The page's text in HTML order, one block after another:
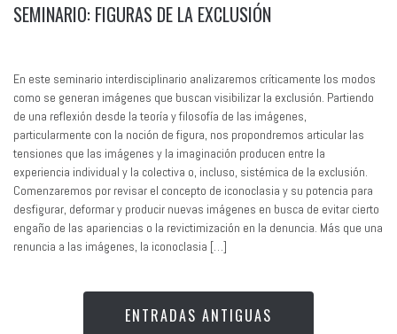
SEMINARIO: FIGURAS DE LA EXCLUSIÓN
En este seminario interdisciplinario analizaremos críticamente los modos
como se generan imágenes que buscan visibilizar la exclusión. Partiendo
de una reflexión desde la teoría y filosofía de las imágenes,
particularmente con la noción de figura, nos propondremos articular las
tensiones que las imágenes y la imaginación producen entre la
experiencia individual y la colectiva o, incluso, sistémica de la exclusión.
Comenzaremos por revisar el concepto de iconoclasia y su potencia para
desfigurar, deformar y producir nuevas imágenes en busca de evitar cierto
engaño de las apariencias o la revictimización en la denuncia. Más que una
renuncia a las imágenes, la iconoclasia […]
ENTRADAS ANTIGUAS